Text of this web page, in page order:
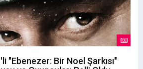
"Ebenezer: Bir Noel Şarkısı"